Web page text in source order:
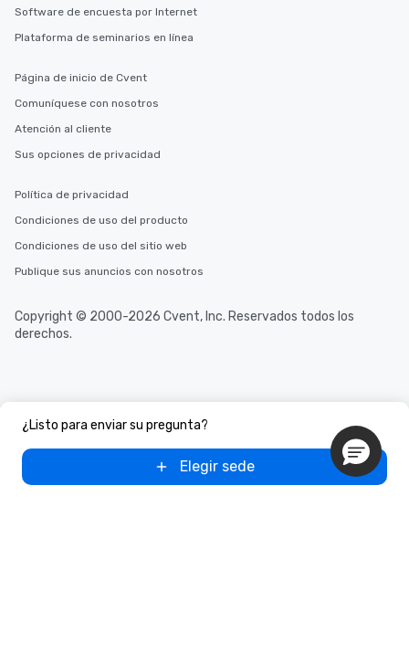
¿Listo para enviar su pregunta?
Elegir sede
Software de encuesta por Internet
Plataforma de seminarios en línea
Página de inicio de Cvent
Comuníquese con nosotros
Atención al cliente
Sus opciones de privacidad
Política de privacidad
Condiciones de uso del producto
Condiciones de uso del sitio web
Publique sus anuncios con nosotros
Copyright © 2000-2026 Cvent, Inc. Reservados todos los
derechos.